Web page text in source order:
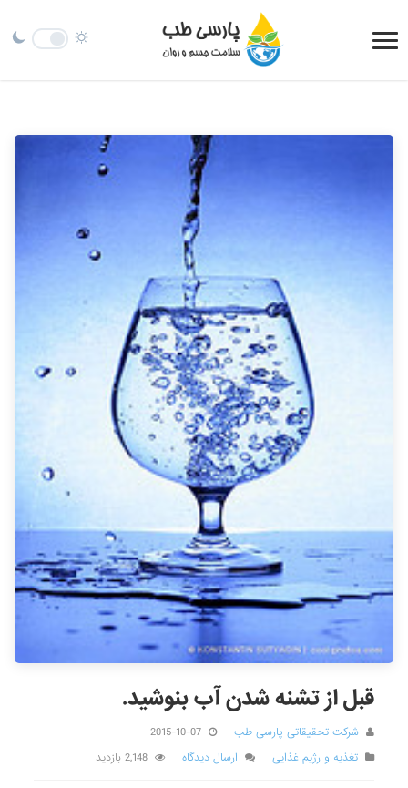
قبل از تشنه شدن آب بنوشید.
شرکت تحقیقاتی پارسی طب
2015-10-07
تغذیه و رژیم غذایی
ارسال دیدگاه 2,148 بازدید